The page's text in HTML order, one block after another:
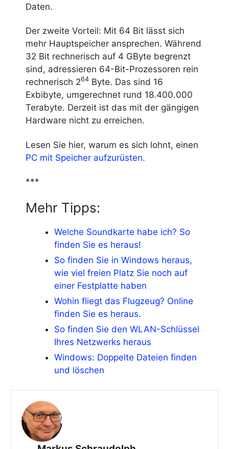
Daten.
Der zweite Vorteil: Mit 64 Bit lässt sich
mehr Hauptspeicher ansprechen. Während
32 Bit rechnerisch auf 4 GByte begrenzt
sind, adressieren 64-Bit-Prozessoren rein
rechnerisch 264 Byte. Das sind 16
Exbibyte, umgerechnet rund 18.400.000
Terabyte. Derzeit ist das mit der gängigen
Hardware nicht zu erreichen.
Lesen Sie hier, warum es sich lohnt, einen
PC mit Speicher aufzurüsten.
***
Mehr Tipps:
Welche Soundkarte habe ich? So
finden Sie es heraus!
So finden Sie in Windows heraus,
wie viel freien Platz Sie noch auf
einer Festplatte haben
Wohin fliegt das Flugzeug? Online
finden Sie es heraus.
So finden Sie den WLAN-Schlüssel
Ihres Netzwerks heraus
Windows: Doppelte Dateien finden
und löschen